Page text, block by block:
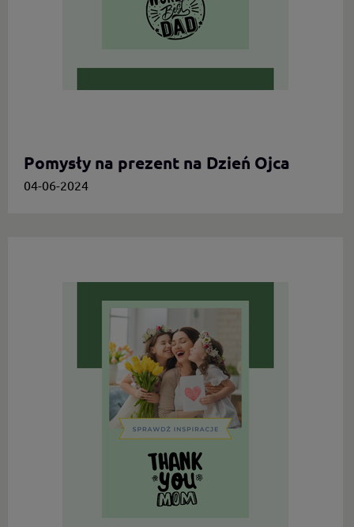
Pomysły na prezent na Dzień Ojca
04-06-2024